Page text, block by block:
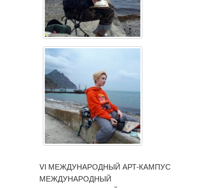
VI МЕЖДУНАРОДНЫЙ АРТ-КАМПУС
МЕЖДУНАРОДНЫЙ